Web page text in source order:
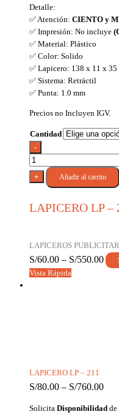
Detalle:
✅ Atención: CIENTO y
✅ Impresión: No incluye
✅ Material: Plástico
✅ Color: Solido
✅ Lapicero: 138 x 11 x 35
✅ Sistema: Retráctil
✅ Punta: 1.0 mm
Precios no Incluyen IGV.
Cantidad
-
LAPICERO
LP
-
cantidad
+ Añadir al carrito
LAPICERO LP –
LAPICEROS
S/60.00 – S/550.00
Vista Rápida
LAPICERO LP – 211
S/80.00 – S/760.00
Solicita Disponibilidad de